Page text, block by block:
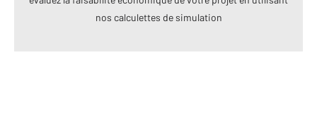
nos calculettes de simulation